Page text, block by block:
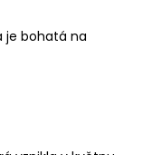
je bohatá na